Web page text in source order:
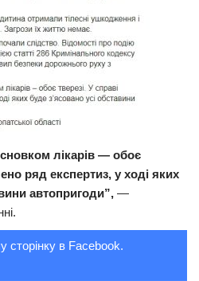
лікарів — обоє
ряд експертиз, у ході яких
автопригоди”, —
сторінку в Facebook.